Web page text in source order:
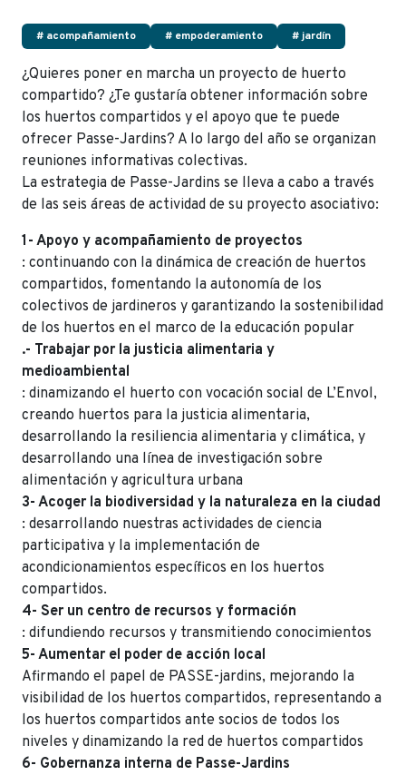
# acompañamiento # empoderamiento # jardín
¿Quieres poner en marcha un proyecto de huerto
compartido? ¿Te gustaría obtener información sobre
los huertos compartidos y el apoyo que te puede
ofrecer Passe-Jardins? A lo largo del año se organizan
reuniones informativas colectivas.
La estrategia de Passe-Jardins se lleva a cabo a través
de las seis áreas de actividad de su proyecto asociativo:
1- Apoyo y acompañamiento de proyectos
: continuando con la dinámica de creación de huertos
compartidos, fomentando la autonomía de los
colectivos de jardineros y garantizando la sostenibilidad
de los huertos en el marco de la educación popular
.- Trabajar por la justicia alimentaria y
medioambiental
: dinamizando el huerto con vocación social de L’Envol,
creando huertos para la justicia alimentaria,
desarrollando la resiliencia alimentaria y climática, y
desarrollando una línea de investigación sobre
alimentación y agricultura urbana
3- Acoger la biodiversidad y la naturaleza en la ciudad
: desarrollando nuestras actividades de ciencia
participativa y la implementación de
acondicionamientos específicos en los huertos
compartidos.
4- Ser un centro de recursos y formación
: difundiendo recursos y transmitiendo conocimientos
5- Aumentar el poder de acción local
Afirmando el papel de PASSE-jardins, mejorando la
visibilidad de los huertos compartidos, representando a
los huertos compartidos ante socios de todos los
niveles y dinamizando la red de huertos compartidos
6- Gobernanza interna de Passe-Jardins